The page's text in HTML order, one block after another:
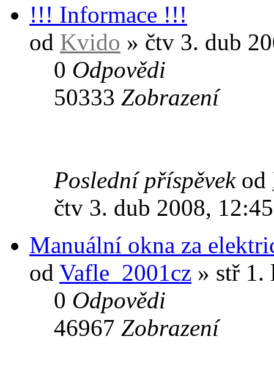
!!! Informace !!!
od Kvido » čtv 3. dub
0 Odpovědi
50333 Zobrazení
Poslední příspěvek od
čtv 3. dub 2008, 12:45
Manuální okna za
od Vafle_2001cz » stř 1.
0 Odpovědi
46967 Zobrazení